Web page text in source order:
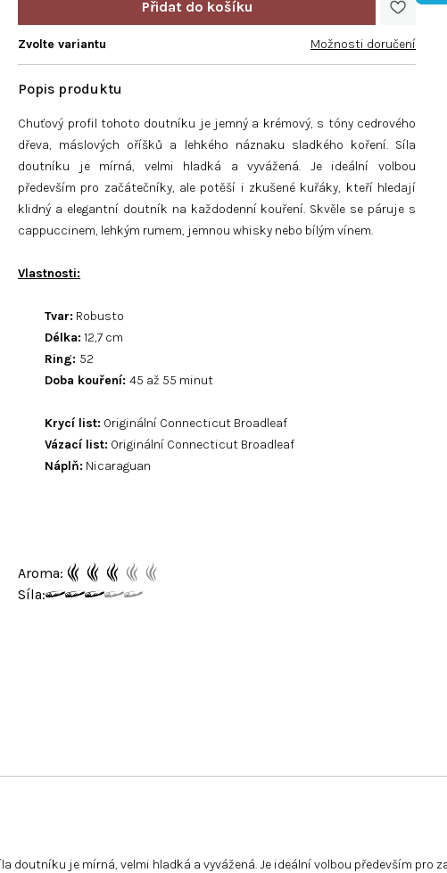
Chuťový profil tohoto doutníku je jemný a krémový, s tóny cedrového
dřeva, máslových oříšků a lehkého náznaku sladkého koření. Síla
doutníku je mírná, velmi hladká a vyvážená. Je ideální volbou
především pro začátečníky, ale potěší i zkušené kuřáky, kteří hledají
klidný a elegantní doutník na každodenní kouření. Skvěle se páruje s
cappuccinem, lehkým rumem, jemnou whisky nebo bílým vínem.
Vlastnosti:
Tvar: Robusto
Délka: 12,7 cm
Ring: 52
Doba kouření: 45 až 55 minut
Krycí list: Originální Connecticut Broadleaf
Vázací list: Originální Connecticut Broadleaf
Náplň: Nicaraguan
Aroma:
Síla:
Zvolte variantu Možnosti doručení
je mírná, velmi hladká a vyvážená. Je ideální volbou především